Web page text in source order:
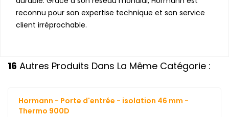
reconnu pour son expertise technique et son service
client irréprochable.
16 Autres Produits Dans La Même Catégorie :
Hormann - Porte d'entrée - isolation 46 mm -
Thermo 900D